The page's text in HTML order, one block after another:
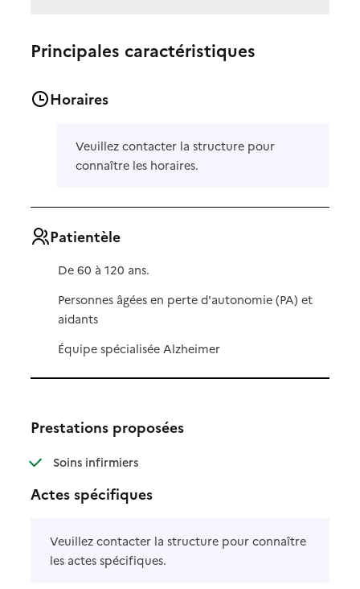
Principales caractéristiques
Horaires
Veuillez contacter la structure pour
connaître les horaires.
Patientèle
De 60 à 120 ans.
Personnes âgées en perte d'autonomie (PA) et
aidants
Équipe spécialisée Alzheimer
Prestations proposées
Soins infirmiers: disponible
: non disponible
Actes spécifiques
Veuillez contacter la structure pour connaître
les actes spécifiques.